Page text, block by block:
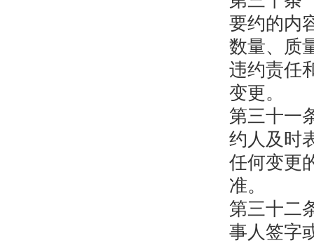
要约的内
数量、质
违约责任
变更。
第三十一
约人及时
任何变更
准。
第三十二
事人签字